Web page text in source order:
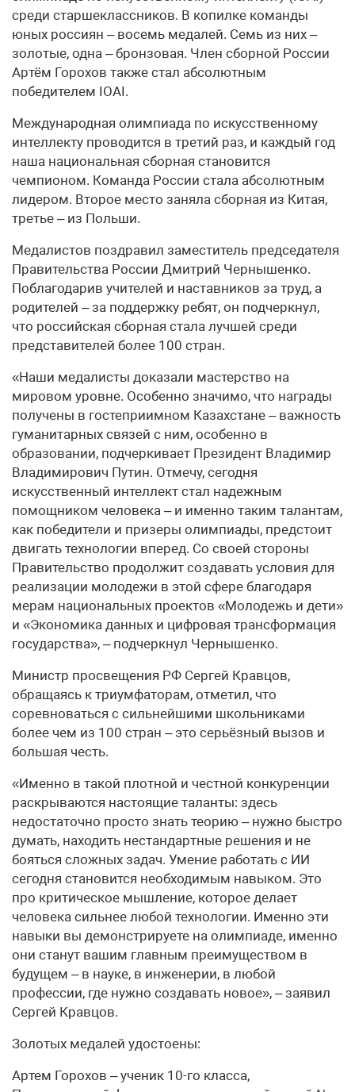
среди старшеклассников. В копилке команды
юных россиян – восемь медалей. Семь из них –
золотые, одна – бронзовая. Член сборной России
Артём Горохов также стал абсолютным
победителем IOAI.
Международная олимпиада по искусственному
интеллекту проводится в третий раз, и каждый год
наша национальная сборная становится
чемпионом. Команда России стала абсолютным
лидером. Второе место заняла сборная из Китая,
третье – из Польши.
Медалистов поздравил заместитель председателя
Правительства России Дмитрий Чернышенко.
Поблагодарив учителей и наставников за труд, а
родителей – за поддержку ребят, он подчеркнул,
что российская сборная стала лучшей среди
представителей более 100 стран.
«Наши медалисты доказали мастерство на
мировом уровне. Особенно значимо, что награды
получены в гостеприимном Казахстане – важность
гуманитарных связей с ним, особенно в
образовании, подчеркивает Президент Владимир
Владимирович Путин. Отмечу, сегодня
искусственный интеллект стал надежным
помощником человека – и именно таким талантам,
как победители и призеры олимпиады, предстоит
двигать технологии вперед. Со своей стороны
Правительство продолжит создавать условия для
реализации молодежи в этой сфере благодаря
мерам национальных проектов «Молодежь и дети»
и «Экономика данных и цифровая трансформация
государства», – подчеркнул Чернышенко.
Министр просвещения РФ Сергей Кравцов,
обращаясь к триумфаторам, отметил, что
соревноваться с сильнейшими школьниками
более чем из 100 стран – это серьёзный вызов и
большая честь.
«Именно в такой плотной и честной конкуренции
раскрываются настоящие таланты: здесь
недостаточно просто знать теорию – нужно быстро
думать, находить нестандартные решения и не
бояться сложных задач. Умение работать с ИИ
сегодня становится необходимым навыком. Это
про критическое мышление, которое делает
человека сильнее любой технологии. Именно эти
навыки вы демонстрируете на олимпиаде, именно
они станут вашим главным преимуществом в
будущем – в науке, в инженерии, в любой
профессии, где нужно создавать новое», – заявил
Сергей Кравцов.
Золотых медалей удостоены:
Артем Горохов – ученик 10-го класса,